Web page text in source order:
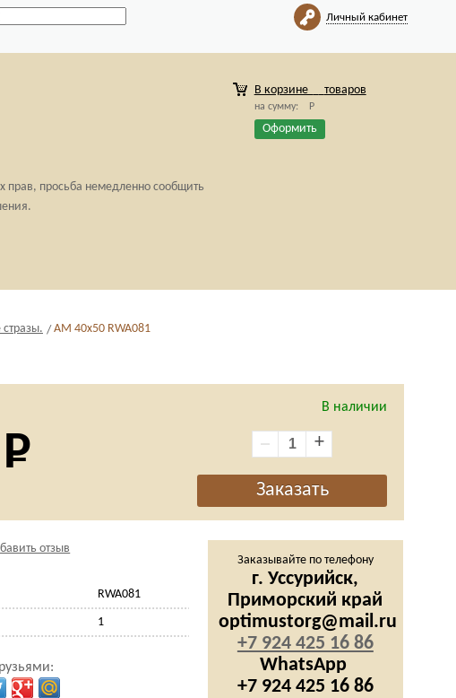
Личный кабинет
просьба немедленно сообщить
В корзине товаров
на сумму: Р
Оформить
AM 40x50 RWA081
В наличии
+
отзыв
RWA081
1
Заказывайте по телефону
г. Уссурийск,
Приморский край
optimustorg@mail.ru
+7 924 425 16 86
WhatsApp
+7 924 425 16 86